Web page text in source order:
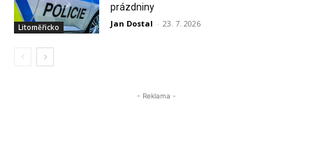
Litoměřicko
prázdniny
Jan Dostal - 23. 7. 2026
- Reklama -